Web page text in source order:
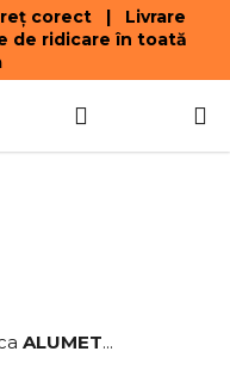
corect | Livrare
de ridicare în toată
DE
ALUMET...